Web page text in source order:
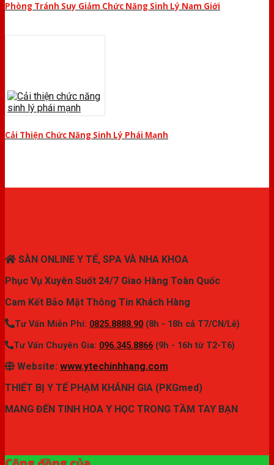
Phòng Tránh Suy Giảm Chức Năng Sinh Lý Nam Giới
Cải Thiện Chức Năng Sinh Lý Phái Mạnh
SÀN ONLINE Y TẾ, SPA VÀ NHA KHOA
Phục Vụ Xuyên Suốt 24/7 Giao Hàng Toàn Quốc
Cam Kết Bảo Mật Thông Tin Khách Hàng
Tư Vấn Miễn Phí: 0825.8888.90 (8h - 18h cả T7/CN/Lễ)
Tư Vấn Chuyên Gia: 096.345.8866 (9h - 16h từ T2-T6)
Website: www.ytechinhhang.com
THIẾT BỊ Y TẾ PHẠM KHÁNH GIA (PKGmed)
MANG ĐẾN TINH HOA Y HỌC TRONG TẦM TAY BẠN